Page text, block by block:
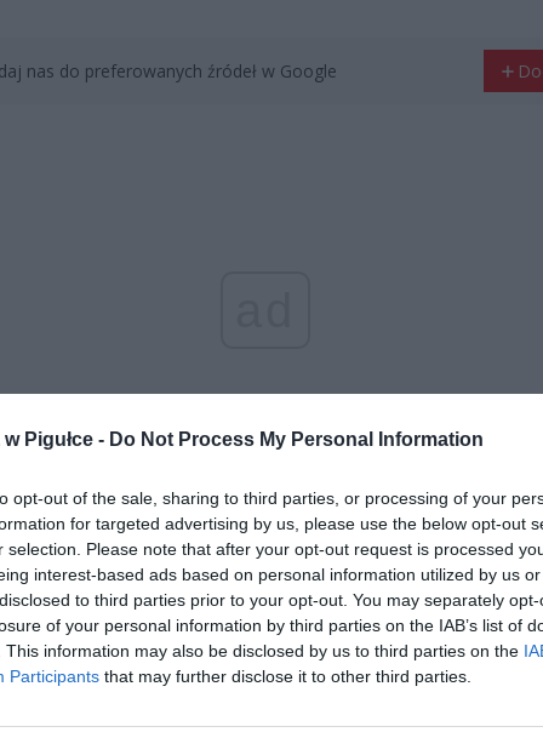
Pigułce - Do Not Process My Personal Information
opt-out of the sale, sharing to third parties, or processing of your
for targeted advertising by us, please use the below opt-out
selection. Please note that after your opt-out request is processed
interest-based ads based on personal information utilized by us
to third parties prior to your opt-out. You may separately
of your personal information by third parties on the IAB’s list of
This information may also be disclosed by us to third parties on the
Participants that may further disclose it to other third parties.
nas do preferowanych źródeł w Google